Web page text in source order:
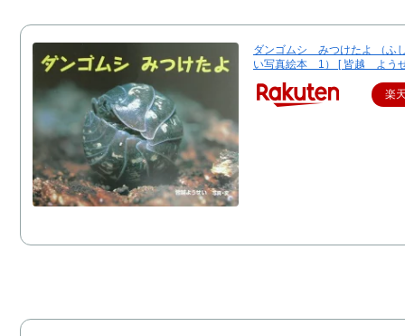
ダンゴムシ みつけたよ （ふ
い写真絵本 1） [ 皆越 よう
楽